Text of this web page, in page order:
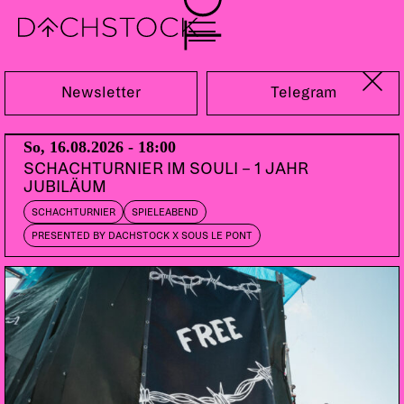
Fr, 03.11.2023
Newsletter Telegram
So, 16.08.2026 - 18:00
SCHACHTURNIER IM SOULI – 1 JAHR
JUBILÄUM
SCHACHTURNIER SPIELEABEND
PRESENTED BY DACHSTOCK X SOUS LE PONT